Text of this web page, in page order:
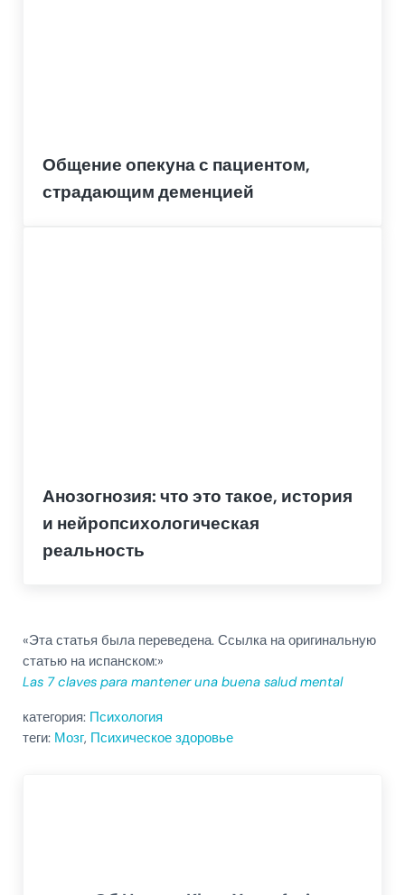
Общение опекуна с пациентом,
страдающим деменцией
Анозогнозия: что это такое, история
и нейропсихологическая
реальность
«Эта статья была переведена. Ссылка на оригинальную
статью на испанском:»
Las 7 claves para mantener una buena salud mental
категория: Психология
теги: Мозг, Психическое здоровье